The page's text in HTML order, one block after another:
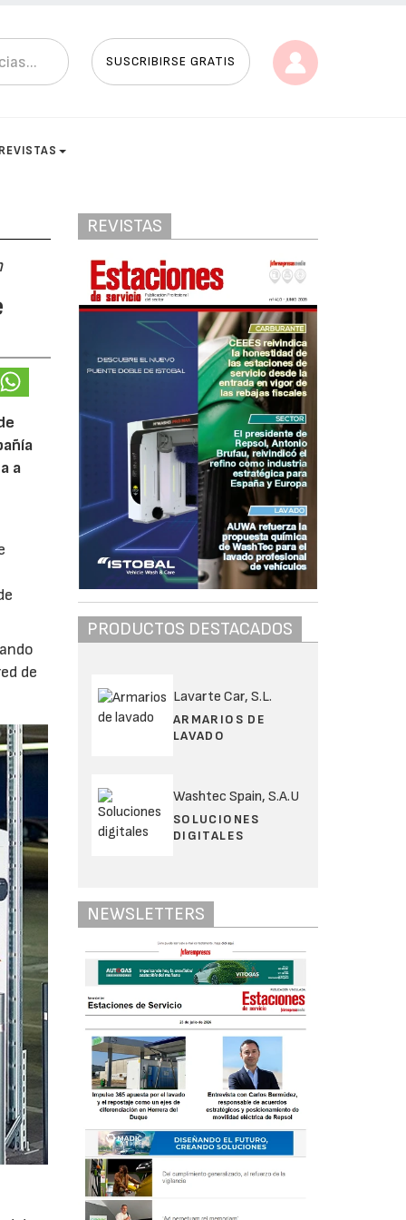
SUSCRIBIRSE GRATIS
a
de
REVISTAS
PRODUCTOS DESTACADOS
Lavarte Car, S.L.
ARMARIOS DE
LAVADO
Washtec Spain, S.A.U
SOLUCIONES
DIGITALES
NEWSLETTERS